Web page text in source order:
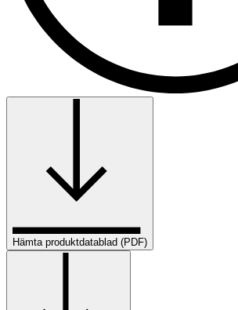
Hämta produktdatablad (PDF)